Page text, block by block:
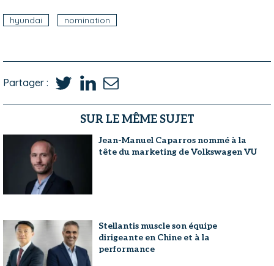
hyundai nomination
Partager :
SUR LE MÊME SUJET
Jean-Manuel Caparros nommé à la
tête du marketing de Volkswagen VU
Stellantis muscle son équipe
dirigeante en Chine et à la
performance